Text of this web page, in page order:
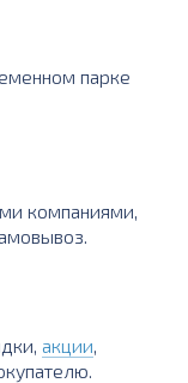
парке
компаниями,
акции,